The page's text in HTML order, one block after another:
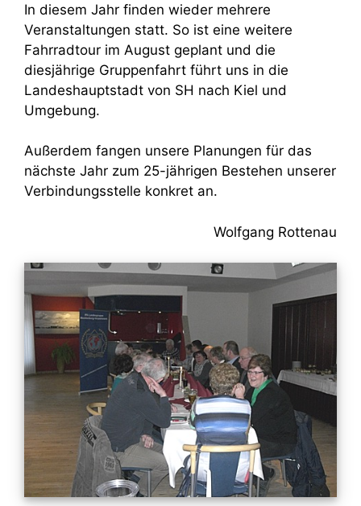
In diesem Jahr finden wieder mehrere
Veranstaltungen statt. So ist eine weitere
Fahrradtour im August geplant und die
diesjährige Gruppenfahrt führt uns in die
Landeshauptstadt von SH nach Kiel und
Umgebung.
Außerdem fangen unsere Planungen für das
nächste Jahr zum 25-jährigen Bestehen unserer
Verbindungsstelle konkret an.
Wolfgang Rottenau